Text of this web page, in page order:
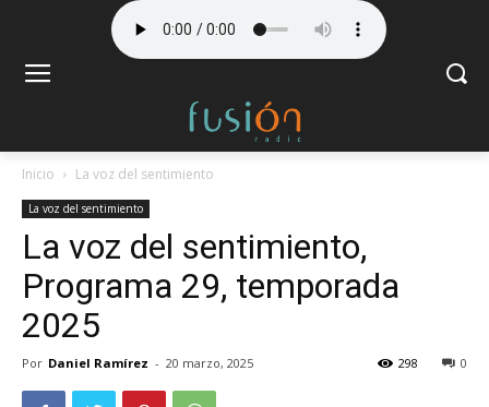
Inicio La voz del sentimiento
La voz del sentimiento
La voz del sentimiento,
Programa 29, temporada
2025
Por Daniel Ramírez - 20 marzo, 2025 0
298